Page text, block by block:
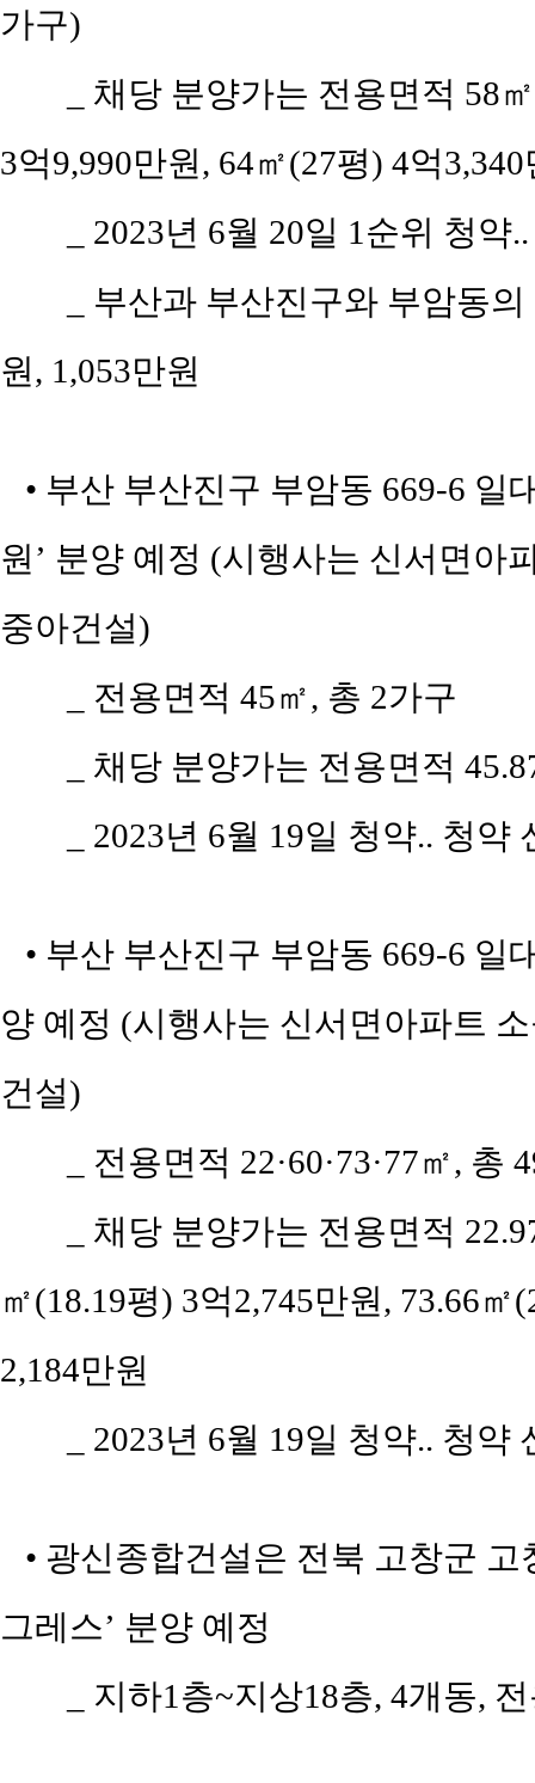
가구)
_ 채당 분양가는 전용면적 58
3억9,990만원, 64㎡(27평) 4억
_ 2023년 6월 20일 1순위 청
_ 부산과 부산진구와 부암동
원, 1,053만원
• 부산 부산진구 부암동 669-6 일
원’ 분양 예정 (시행사는 신서면아
중아건설)
_ 전용면적 45㎡, 총 2가구
_ 채당 분양가는 전용면적
_ 2023년 6월 19일 청약.. 청
• 부산 부산진구 부암동 669-6 일
양 예정 (시행사는 신서면아파트
건설)
_ 전용면적 22·60·73·77㎡, 총
_ 채당 분양가는 전용면적
㎡(18.19평) 3억2,745만원, 73.66
2,184만원
_ 2023년 6월 19일 청약.. 청
• 광신종합건설은 전북 고창군
그레스’ 분양 예정
_ 지하1층~지상18층, 4개동,